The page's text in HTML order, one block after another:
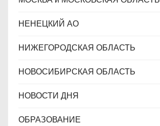
НЕНЕЦКИЙ АО
НИЖЕГОРОДСКАЯ ОБЛАСТЬ
НОВОСИБИРСКАЯ ОБЛАСТЬ
НОВОСТИ ДНЯ
ОБРАЗОВАНИЕ